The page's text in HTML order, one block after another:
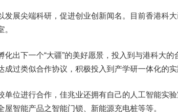
发展尖端科研，促进创业创新闻名。目前香港科
化出下一个“大疆”的美好愿景，投入到与港科大
成过类似合作协议，积极投入到产学研一体化的实
单位进行合作，佳兆业还拥有自己的人工智能实
屋智能产品之智能门锁、新能源充电桩等等。